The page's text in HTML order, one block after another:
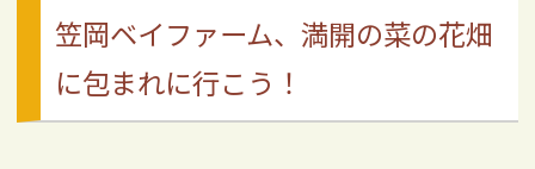
笠岡ベイファーム、満開の菜の花畑
に包まれに行こう！